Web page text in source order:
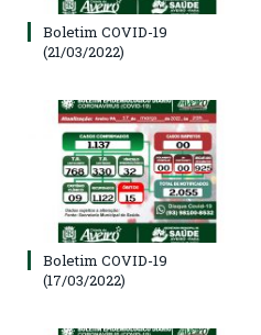
Boletim COVID-19
(21/03/2022)
Boletim COVID-19
(17/03/2022)